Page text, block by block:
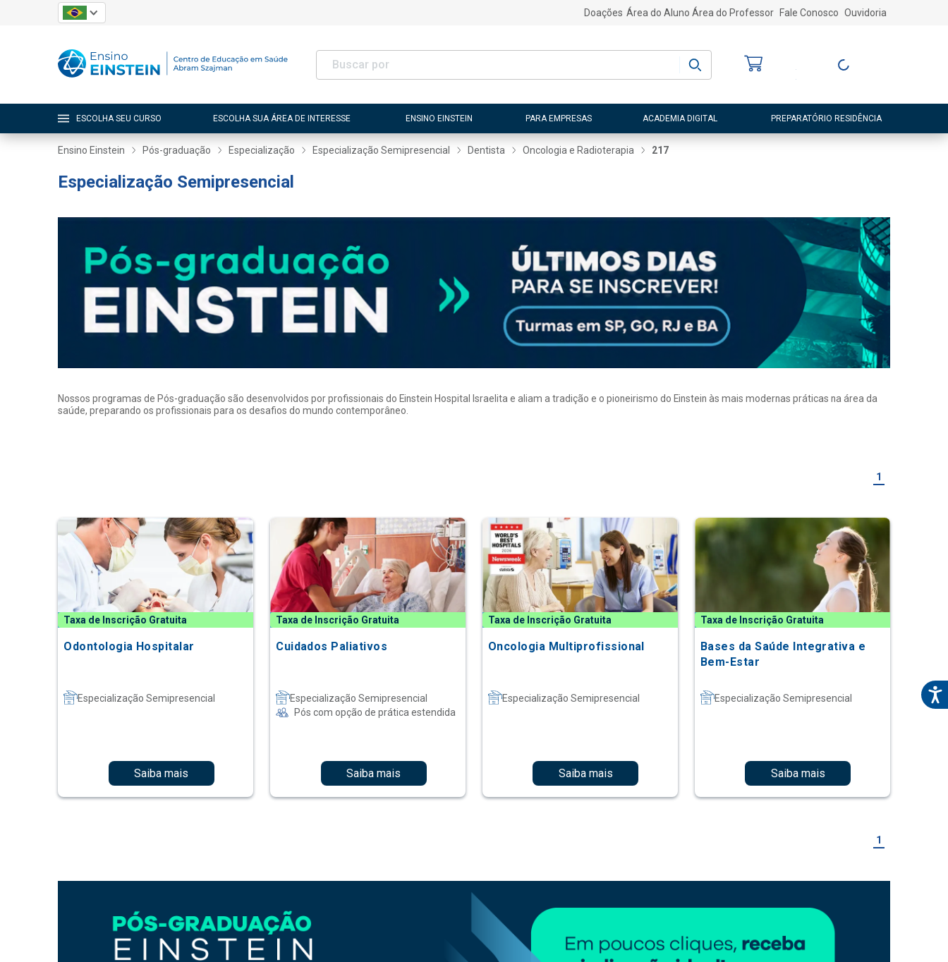
Doações Área do Aluno Área do Professor Fale Conosco Ouvidoria
Entre ou Cadastre-
ESCOLHA SEU CURSO ESCOLHA SUA ÁREA DE INTERESSE ENSINO EINSTEIN PARA EMPRESAS ACADEMIA DIGITAL PREPARATÓRIO RESIDÊNCIA
Ensino Einstein Pós-graduação Especialização Especialização Semipresencial Dentista Oncologia e Radioterapia 217
Especialização Semipresencial
Nossos programas de Pós-graduação são desenvolvidos por profissionais do Einstein Hospital Israelita e aliam a tradição e o pioneirismo do Einstein às mais modernas práticas na área da
saúde, preparando os profissionais para os desafios do mundo contemporâneo.
1
Taxa de Inscrição Gratuita
Odontologia Hospitalar
Especialização Semipresencial
Saiba mais
Taxa de Inscrição Gratuita
Cuidados Paliativos
Especialização Semipresencial
Pós com opção de prática estendida
Saiba mais
Taxa de Inscrição Gratuita
Oncologia Multiprofissional
Especialização Semipresencial
Saiba mais
Taxa de Inscrição Gratuita
Bases da Saúde Integrativa e
Bem-Estar
Especialização Semipresencial
Saiba mais
1